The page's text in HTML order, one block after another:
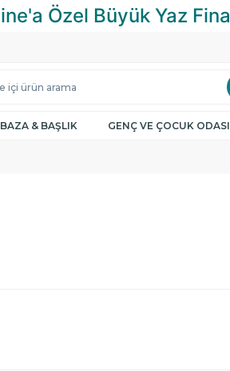
BAZA & BAŞLIK GENÇ VE ÇOCUK ODASI